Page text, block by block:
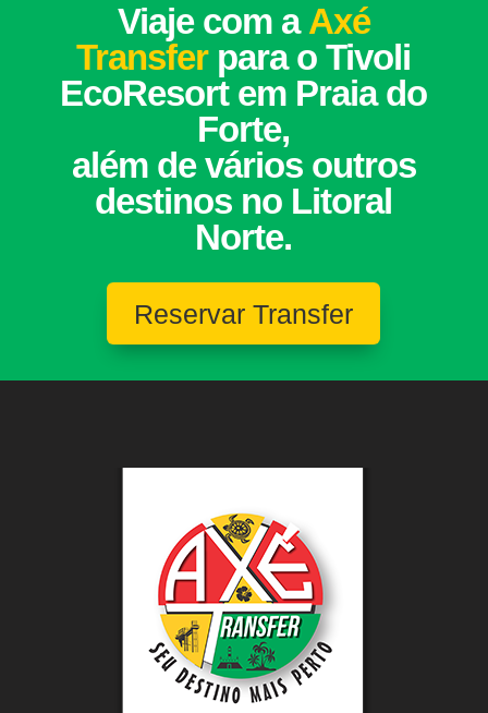
Viaje com aAxé
Transferpara o Tivoli
EcoResort em Praia do
Forte,
além de vários outros
destinos no Litoral
Norte.
Reservar Transfer